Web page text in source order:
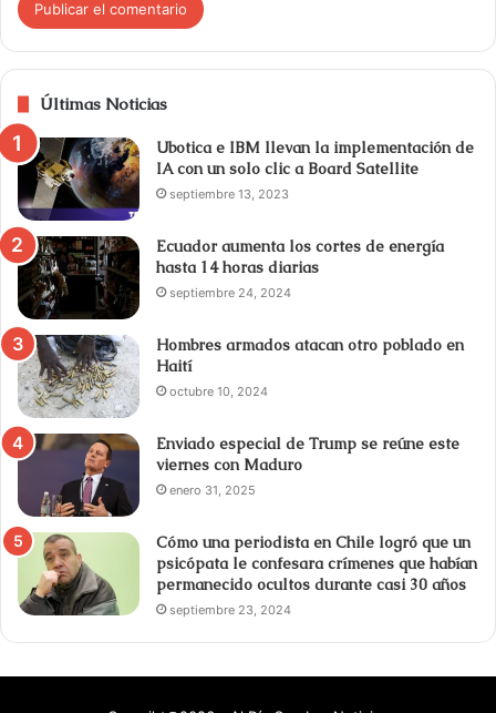
Últimas Noticias
Ubotica e IBM llevan la implementación de
IA con un solo clic a Board Satellite
septiembre 13, 2023
Ecuador aumenta los cortes de energía
hasta 14 horas diarias
septiembre 24, 2024
Hombres armados atacan otro poblado en
Haití
octubre 10, 2024
Enviado especial de Trump se reúne este
viernes con Maduro
enero 31, 2025
Cómo una periodista en Chile logró que un
psicópata le confesara crímenes que habían
permanecido ocultos durante casi 30 años
septiembre 23, 2024